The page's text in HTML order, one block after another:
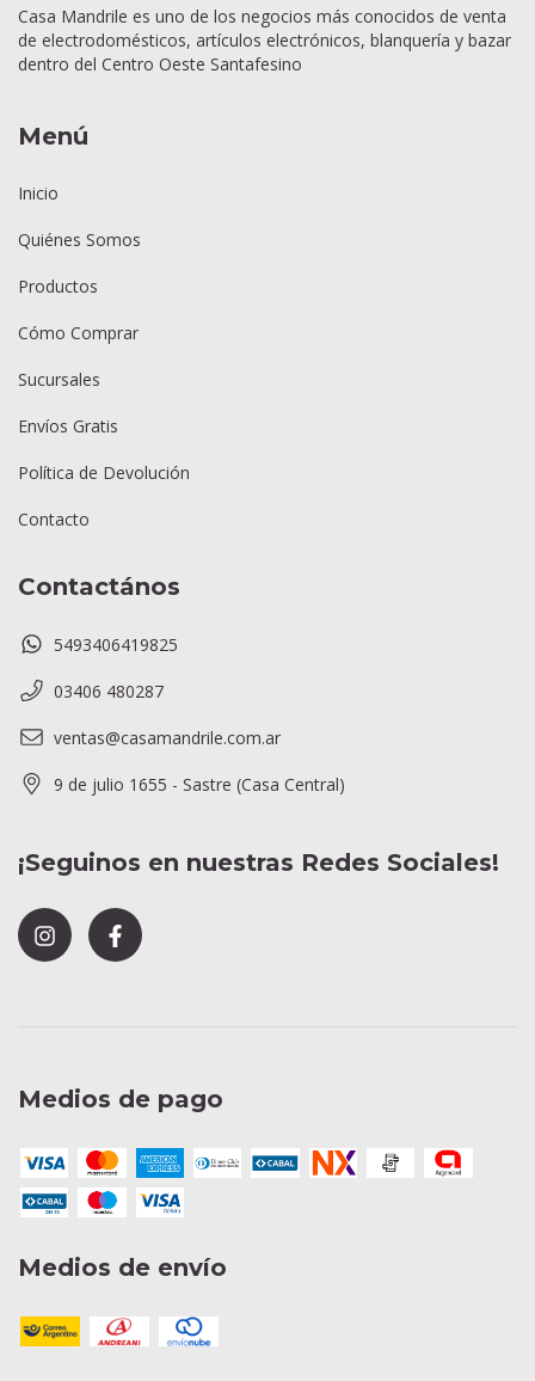
Casa Mandrile es uno de los negocios más conocidos de venta
de electrodomésticos, artículos electrónicos, blanquería y bazar
dentro del Centro Oeste Santafesino
Menú
Inicio
Quiénes Somos
Productos
Cómo Comprar
Sucursales
Envíos Gratis
Política de Devolución
Contacto
Contactános
5493406419825
03406 480287
ventas@casamandrile.com.ar
9 de julio 1655 - Sastre (Casa Central)
¡Seguinos en nuestras Redes Sociales!
Medios de pago
Medios de envío